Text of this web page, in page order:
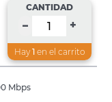
CANTIDAD
– +
Hay 1en el carrito
Mbps